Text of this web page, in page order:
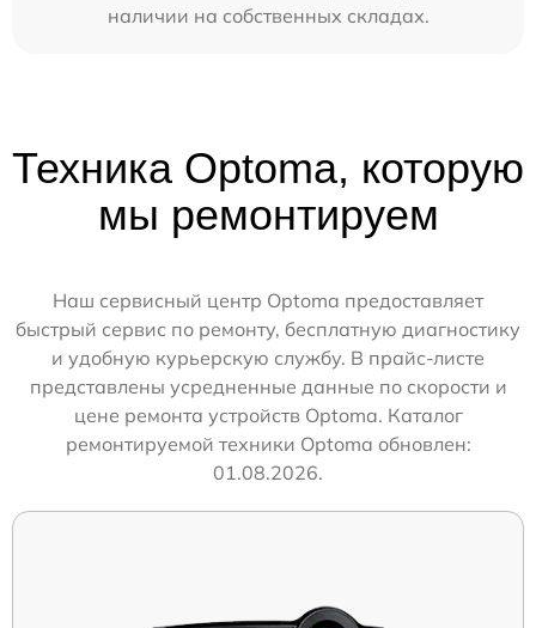
наличии на собственных складах.
Техника Optoma, которую
мы ремонтируем
Наш сервисный центр Optoma предоставляет
быстрый сервис по ремонту, бесплатную диагностику
и удобную курьерскую службу. В прайс-листе
представлены усредненные данные по скорости и
цене ремонта устройств Optoma. Каталог
ремонтируемой техники Optoma обновлен:
01.08.2026.